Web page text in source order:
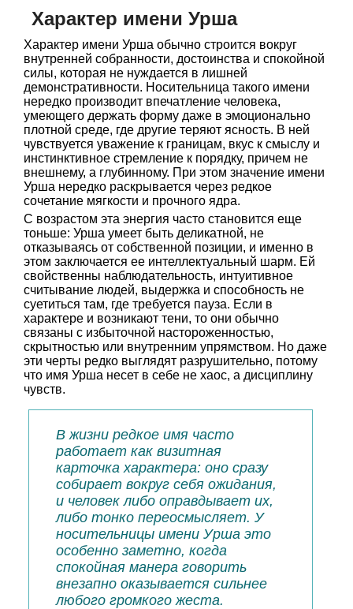
Характер имени Урша
Характер имени Урша обычно строится вокруг
внутренней собранности, достоинства и спокойной
силы, которая не нуждается в лишней
демонстративности. Носительница такого имени
нередко производит впечатление человека,
умеющего держать форму даже в эмоционально
плотной среде, где другие теряют ясность. В ней
чувствуется уважение к границам, вкус к смыслу и
инстинктивное стремление к порядку, причем не
внешнему, а глубинному. При этом значение имени
Урша нередко раскрывается через редкое
сочетание мягкости и прочного ядра.
С возрастом эта энергия часто становится еще
тоньше: Урша умеет быть деликатной, не
отказываясь от собственной позиции, и именно в
этом заключается ее интеллектуальный шарм. Ей
свойственны наблюдательность, интуитивное
считывание людей, выдержка и способность не
суетиться там, где требуется пауза. Если в
характере и возникают тени, то они обычно
связаны с избыточной настороженностью,
скрытностью или внутренним упрямством. Но даже
эти черты редко выглядят разрушительно, потому
что имя Урша несет в себе не хаос, а дисциплину
чувств.
В жизни редкое имя часто
работает как визитная
карточка характера: оно сразу
собирает вокруг себя ожидания,
и человек либо оправдывает их,
либо тонко переосмысляет. У
носительницы имени Урша это
особенно заметно, когда
спокойная манера говорить
внезапно оказывается сильнее
любого громкого жеста.